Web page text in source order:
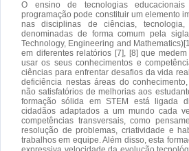
O ensino de tecnologias
programação pode constituir um elemento
nas disciplinas de ciências, tecnologia,
denominadas de forma comum pela
Technology, Engineering and
em diferentes relatórios [7], [8] que
usar os seus conhecimentos e
ciências para enfrentar desafios da vida
deficiência nestas áreas do
não satisfatórios de melhorias aos
formação sólida em STEM está ligada
cidadãos adaptados a um mundo cada
competências transversais, como
resolução de problemas, criatividade e
trabalhos em equipe. Além disso, esta